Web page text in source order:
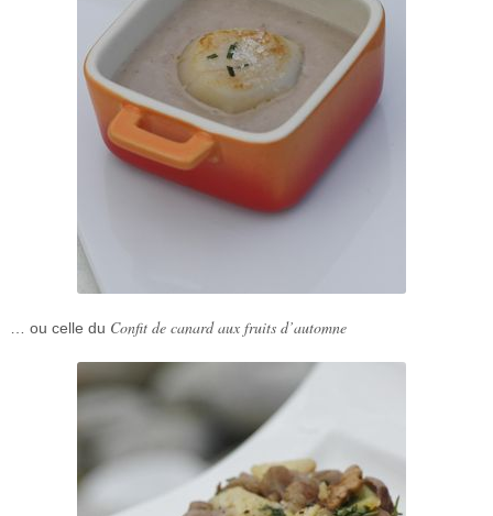
… ou celle du Confit de canard aux fruits d’automne